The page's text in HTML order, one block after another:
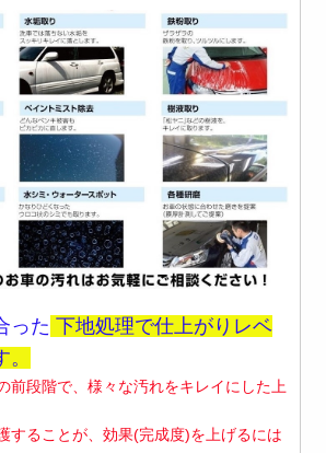
った 下地処理で仕上がりレベ
前段階で、様々な汚れをキレイにした上
することが、効果(完成度)を上げるには